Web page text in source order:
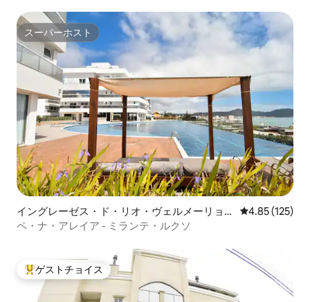
スーパーホスト
スーパーホスト
イングレーゼス・ド・リオ・ヴェルメーリョの
マンション・アパート
レビュー125
4.85 (125)
ペ・ナ・アレイア - ミランテ・ルクソ
大好評のゲストチョイスです。
ゲストチョイス